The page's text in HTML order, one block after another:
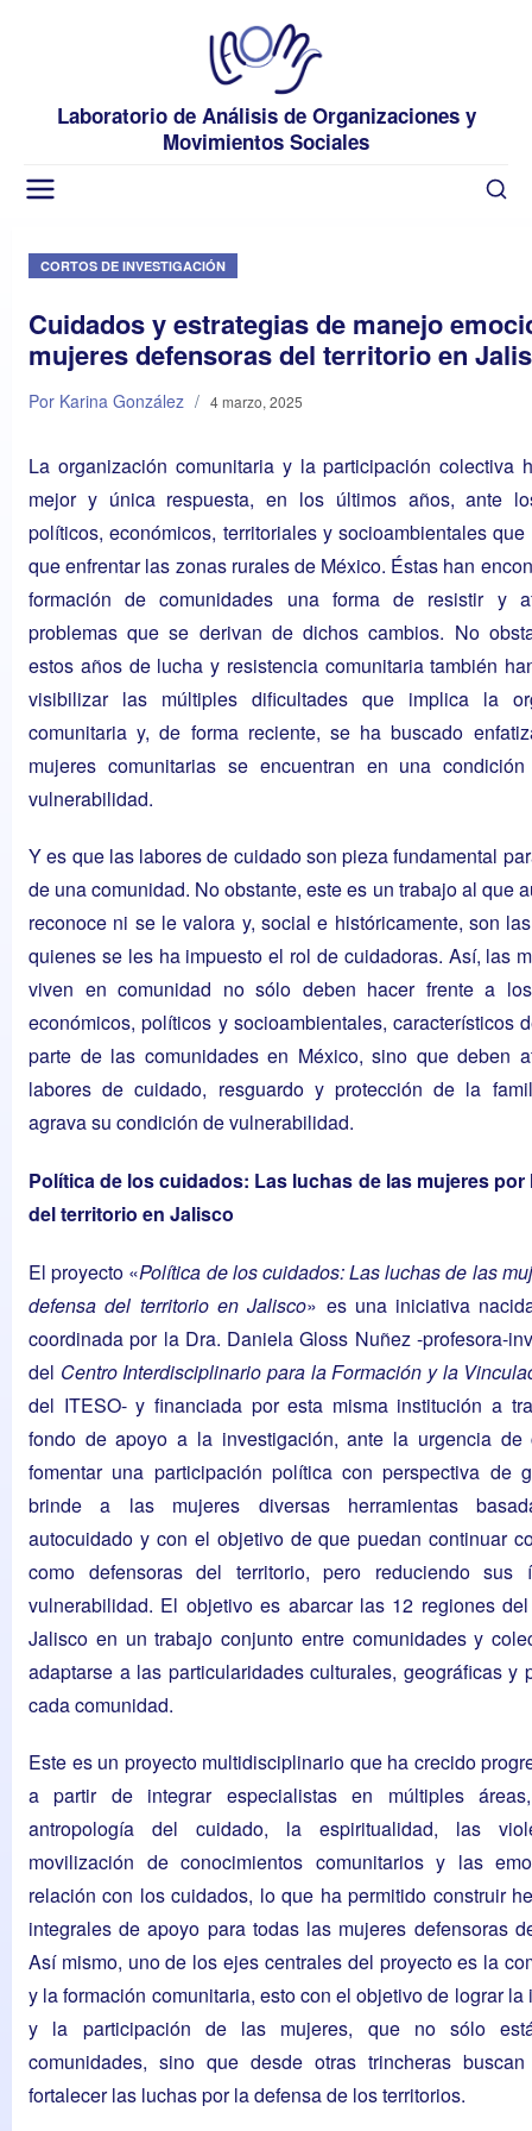
Laboratorio de Análisis de Organizaciones y
Movimientos Sociales
CORTOS DE INVESTIGACIÓN
Cuidados y estrategias de manejo
mujeres defensoras del territorio en
Por Karina González / 4 marzo, 2025
La organización comunitaria y la participación colectiva
mejor y única respuesta, en los últimos años, ante
políticos, económicos, territoriales y socioambientales
que enfrentar las zonas rurales de México. Éstas han
formación de comunidades una forma de resistir y
problemas que se derivan de dichos cambios. No
estos años de lucha y resistencia comunitaria también
visibilizar las múltiples dificultades que implica la
comunitaria y, de forma reciente, se ha buscado
mujeres comunitarias se encuentran en una
vulnerabilidad.
Y es que las labores de cuidado son pieza fundamental
de una comunidad. No obstante, este es un trabajo al que
reconoce ni se le valora y, social e históricamente, son
quienes se les ha impuesto el rol de cuidadoras. Así, las
viven en comunidad no sólo deben hacer frente a
económicos, políticos y socioambientales, característicos
parte de las comunidades en México, sino que deben
labores de cuidado, resguardo y protección de la
agrava su condición de vulnerabilidad.
Política de los cuidados: Las luchas de las mujeres por
del territorio en Jalisco
El proyecto «Política de los cuidados: Las luchas de las
defensa del territorio en Jalisco» es una iniciativa
coordinada por la Dra. Daniela Gloss Nuñez-profesora-
del Centro Interdisciplinario para la Formación y la
del ITESO- y financiada por esta misma institución a
fondo de apoyo a la investigación, ante la urgencia de
fomentar una participación política con perspectiva de
brinde a las mujeres diversas herramientas
autocuidado y con el objetivo de que puedan continuar
como defensoras del territorio, pero reduciendo sus
vulnerabilidad. El objetivo es abarcar las 12 regiones
Jalisco en un trabajo conjunto entre comunidades y
adaptarse a las particularidades culturales, geográficas y
cada comunidad.
Este es un proyecto multidisciplinario que ha crecido
a partir de integrar especialistas en múltiples
antropología del cuidado, la espiritualidad, las
movilización de conocimientos comunitarios y las
relación con los cuidados, lo que ha permitido construir
integrales de apoyo para todas las mujeres defensoras
Así mismo, uno de los ejes centrales del proyecto es la
y la formación comunitaria, esto con el objetivo de lograr la
y la participación de las mujeres, que no sólo
comunidades, sino que desde otras trincheras
fortalecer las luchas por la defensa de los territorios.